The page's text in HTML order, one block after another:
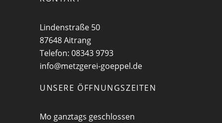
Lindenstraße 50
87648 Aitrang
Telefon: 08343 9793
info@metzgerei-goeppel.de
UNSERE ÖFFNUNGSZEITEN
Mo ganztags geschlossen